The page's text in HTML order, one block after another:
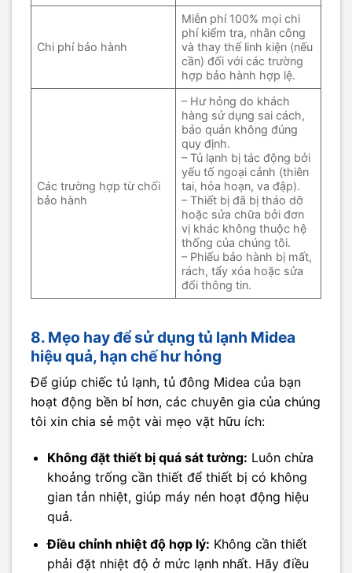
Chi phí bảo hành
Miễn phí 100% mọi chi
phí kiểm tra, nhân công
và thay thế linh kiện (nếu
cần) đối với các trường
hợp bảo hành hợp lệ.
Các trường hợp từ chối
bảo hành
– Hư hỏng do khách
hàng sử dụng sai cách,
bảo quản không đúng
quy định.
– Tủ lạnh bị tác động bởi
yếu tố ngoại cảnh (thiên
tai, hỏa hoạn, va đập).
– Thiết bị đã bị tháo dỡ
hoặc sửa chữa bởi đơn
vị khác không thuộc hệ
thống của chúng tôi.
– Phiếu bảo hành bị mất,
rách, tẩy xóa hoặc sửa
đổi thông tin.
8. Mẹo hay để sử dụng tủ lạnh Midea
hiệu quả, hạn chế hư hỏng
Để giúp chiếc tủ lạnh, tủ đông Midea của bạn
hoạt động bền bỉ hơn, các chuyên gia của chúng
tôi xin chia sẻ một vài mẹo vặt hữu ích:
Không đặt thiết bị quá sát tường: Luôn chừa
khoảng trống cần thiết để thiết bị có không
gian tản nhiệt, giúp máy nén hoạt động hiệu
quả.
Điều chỉnh nhiệt độ hợp lý: Không cần thiết
phải đặt nhiệt độ ở mức lạnh nhất. Hãy điều